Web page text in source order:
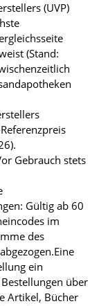
(UVP)
(Stand:
Gebrauch stets
Gültig ab 60
im
des
ein
über
Artikel, Bücher